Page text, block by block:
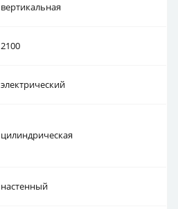
вертикальная
2100
электрический
цилиндрическая
настенный